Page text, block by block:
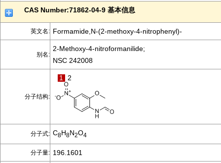
CAS Number:71862-04-9 基本信息
英文名: Formamide,N-(2-methoxy-4-nitrophenyl)-
别名:
2-Methoxy-4-nitroformanilide;
NSC 242008
分子结构:
1 2
分子式: C8H8N2O4
分子量: 196.1601